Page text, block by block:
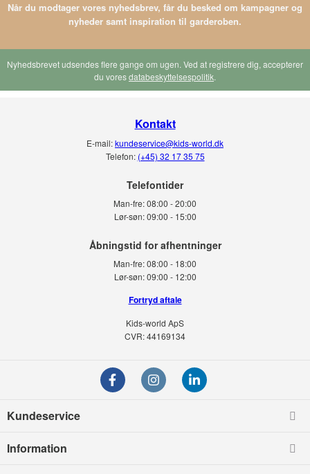
Når du modtager vores nyhedsbrev, får du besked om kampagner og
nyheder samt inspiration til garderoben.
Nyhedsbrevet udsendes flere gange om ugen. Ved at registrere dig, accepterer
du voresdatabeskyttelsespolitik.
Kontakt
E-mail:kundeservice@kids-world.dk
Telefon: (+45) 32 17 35 75
Telefontider
Man-fre:08:00 - 20:00
Lør-søn: 09:00 - 15:00
Man-fre:08:00 - 18:00
Lør-søn:09:00 - 12:00
Fortryd aftale
Kids-world ApS
CVR: 44169134
Kundeservice
Information